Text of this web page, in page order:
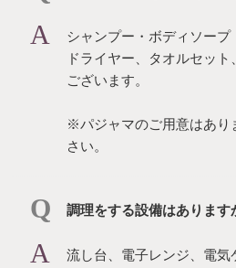
シャンプー・ボディソープ
ドライヤー、タオルセッ
ございます。
※パジャマのご用意はあり
さい。
調理をする設備はあります
流し台、電子レンジ、電気